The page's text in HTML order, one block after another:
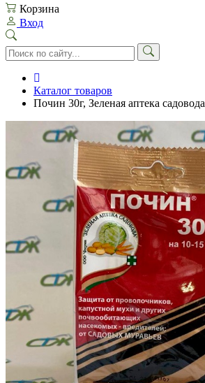
Корзина
Вход
Каталог товаров
Почин 30г, Зеленая аптека садовода